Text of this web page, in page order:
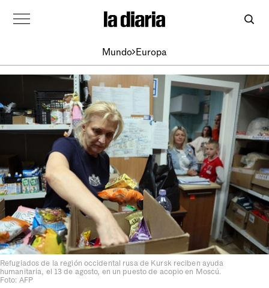
Mundo Europa
Refugiados de la región occidental rusa de Kursk reciben ayuda
humanitaria, el 13 de agosto, en un puesto de acopio en Moscú.
Foto: AFP